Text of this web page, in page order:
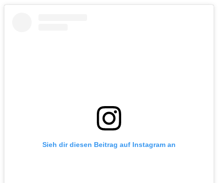
Sieh dir diesen Beitrag auf Instagram an